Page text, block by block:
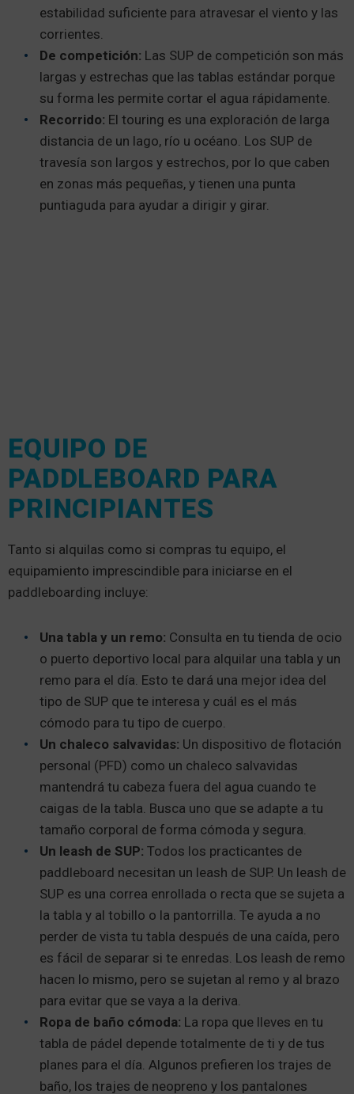
estabilidad suficiente para atravesar el viento y las
corrientes.
De competición: Las SUP de competición son más
largas y estrechas que las tablas estándar porque
su forma les permite cortar el agua rápidamente.
Recorrido: El touring es una exploración de larga
distancia de un lago, río u océano. Los SUP de
travesía son largos y estrechos, por lo que caben
en zonas más pequeñas, y tienen una punta
puntiaguda para ayudar a dirigir y girar.
EQUIPO DE
PADDLEBOARD PARA
PRINCIPIANTES
Tanto si alquilas como si compras tu equipo, el
equipamiento imprescindible para iniciarse en el
paddleboarding incluye:
Una tabla y un remo: Consulta en tu tienda de ocio
o puerto deportivo local para alquilar una tabla y un
remo para el día. Esto te dará una mejor idea del
tipo de SUP que te interesa y cuál es el más
cómodo para tu tipo de cuerpo.
Un chaleco salvavidas: Un dispositivo de flotación
personal (PFD) como un chaleco salvavidas
mantendrá tu cabeza fuera del agua cuando te
caigas de la tabla. Busca uno que se adapte a tu
tamaño corporal de forma cómoda y segura.
Un leash de SUP: Todos los practicantes de
paddleboard necesitan un leash de SUP. Un leash de
SUP es una correa enrollada o recta que se sujeta a
la tabla y al tobillo o la pantorrilla. Te ayuda a no
perder de vista tu tabla después de una caída, pero
es fácil de separar si te enredas. Los leash de remo
hacen lo mismo, pero se sujetan al remo y al brazo
para evitar que se vaya a la deriva.
Ropa de baño cómoda: La ropa que lleves en tu
tabla de pádel depende totalmente de ti y de tus
planes para el día. Algunos prefieren los trajes de
baño, los trajes de neopreno y los pantalones